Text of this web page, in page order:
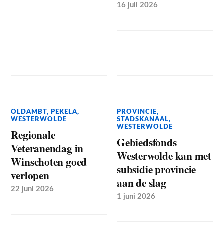
16 juli 2026
OLDAMBT, PEKELA,
WESTERWOLDE
Regionale
Veteranendag in
Winschoten goed
verlopen
22 juni 2026
PROVINCIE,
STADSKANAAL,
WESTERWOLDE
Gebiedsfonds
Westerwolde kan met
subsidie provincie
aan de slag
1 juni 2026